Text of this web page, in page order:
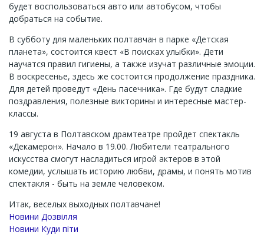
будет воспользоваться авто или автобусом, чтобы
добраться на событие.
В субботу для маленьких полтавчан в парке «Детская
планета», состоится квест «В поисках улыбки». Дети
научатся правил гигиены, а также изучат различные эмоции.
В воскресенье, здесь же состоится продолжение праздника.
Для детей проведут «День пасечника». Где будут сладкие
поздравления, полезные викторины и интересные мастер-
классы.
19 августа в Полтавском драмтеатре пройдет спектакль
«Декамерон». Начало в 19.00. Любители театрального
искусства смогут насладиться игрой актеров в этой
комедии, услышать историю любви, драмы, и понять мотив
спектакля - быть на земле человеком.
Итак, веселых выходных полтавчане!
Новини Дозвілля
Новини Куди піти